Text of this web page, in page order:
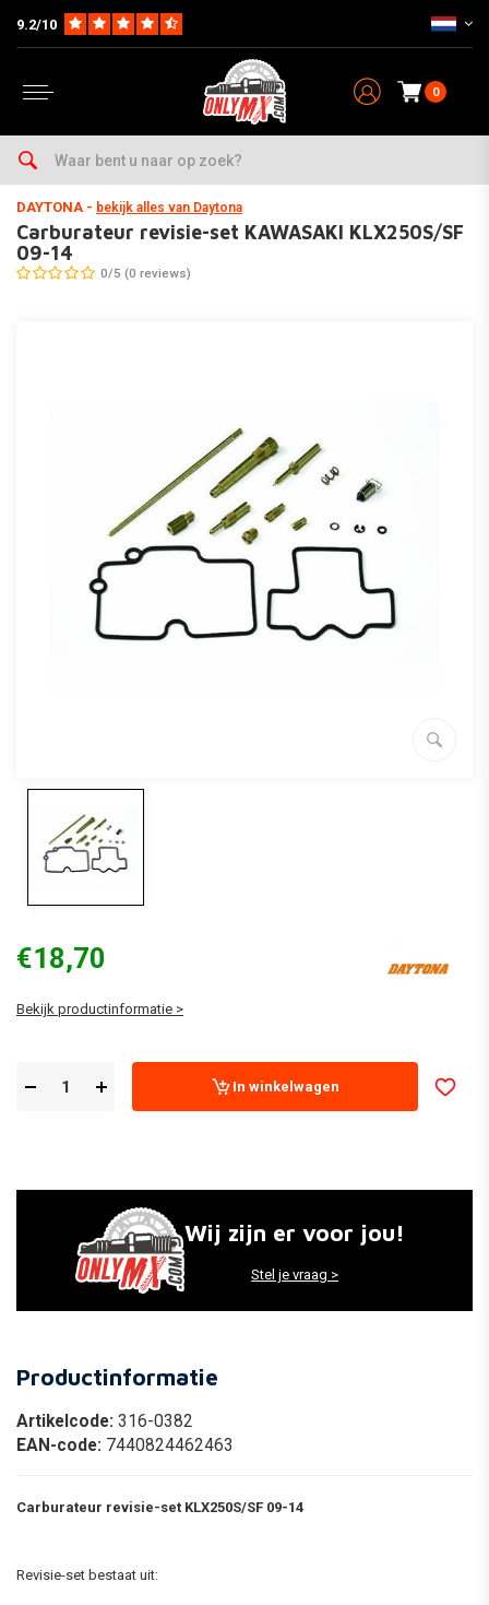
9.2/10
0
Home Carburateur & Toebehoren
DAYTONA - bekijk alles van Daytona
Carburateur revisie-set KAWASAKI KLX250S/SF
09-14
0/5 (0 reviews)
€18,70
Bekijk productinformatie >
In winkelwagen
Wij zijn er voor jou!
Stel je vraag >
Productinformatie
Artikelcode: 316-0382
EAN-code: 7440824462463
Carburateur revisie-set KLX250S/SF 09-14
Revisie-set bestaat uit: